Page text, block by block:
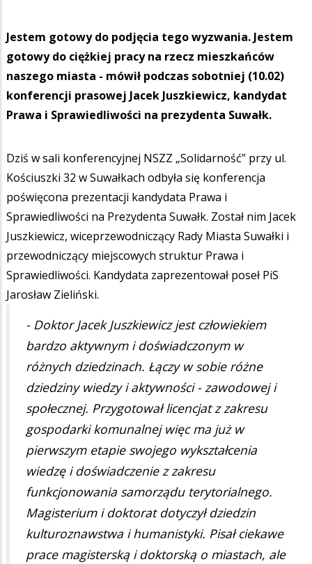
Jestem gotowy do podjęcia tego wyzwania. Jestem
gotowy do ciężkiej pracy na rzecz mieszkańców
naszego miasta - mówił podczas sobotniej (10.02)
konferencji prasowej Jacek Juszkiewicz, kandydat
Prawa i Sprawiedliwości na prezydenta Suwałk.
Dziś w sali konferencyjnej NSZZ „Solidarność” przy ul.
Kościuszki 32 w Suwałkach odbyła się konferencja
poświęcona prezentacji kandydata Prawa i
Sprawiedliwości na Prezydenta Suwałk. Został nim Jacek
Juszkiewicz, wiceprzewodniczący Rady Miasta Suwałki i
przewodniczący miejscowych struktur Prawa i
Sprawiedliwości. Kandydata zaprezentował poseł PiS
Jarosław Zieliński.
- Doktor Jacek Juszkiewicz jest człowiekiem
bardzo aktywnym i doświadczonym w
różnych dziedzinach. Łączy w sobie różne
dziedziny wiedzy i aktywności - zawodowej i
społecznej. Przygotował licencjat z zakresu
gospodarki komunalnej więc ma już w
pierwszym etapie swojego wykształcenia
wiedzę i doświadczenie z zakresu
funkcjonowania samorządu terytorialnego.
Magisterium i doktorat dotyczył dziedzin
kulturoznawstwa i humanistyki. Pisał ciekawe
prace magisterską i doktorską o miastach, ale